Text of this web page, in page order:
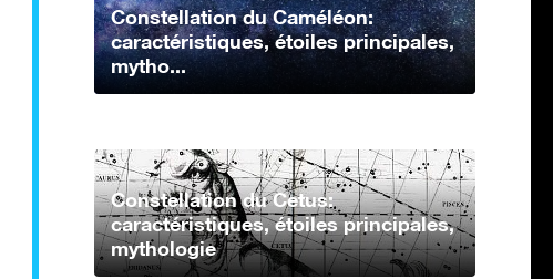
Constellation du Caméléon:
caractéristiques, étoiles principales,
mytho...
Constellation du Cetus:
caractéristiques, étoiles principales,
mythologie